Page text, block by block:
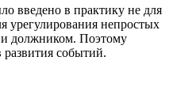
введено в практику не для
урегулирования непростых
должником. Поэтому
развития событий.